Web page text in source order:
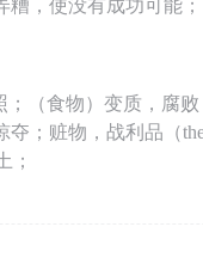
，使没有成功可能；
（食物）变质，腐
；赃物，战利品（
；